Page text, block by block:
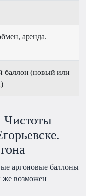
аренда.
баллон (новый или
Чистоты
аргоновые баллоны
же возможен